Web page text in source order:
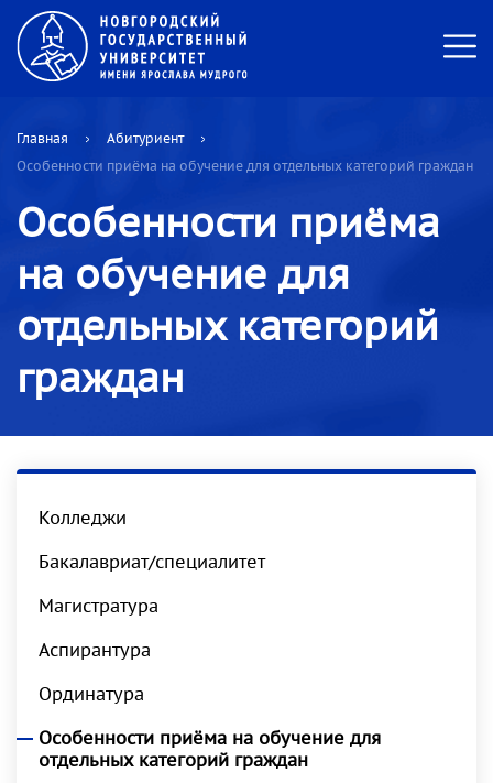
Главная
Абитуриент
Особенности приёма на обучение для отдельных категорий граждан
Особенности приёма
на обучение для
отдельных категорий
граждан
Колледжи
Бакалавриат/специалитет
Магистратура
Аспирантура
Ординатура
Особенности приёма на обучение для
отдельных категорий граждан